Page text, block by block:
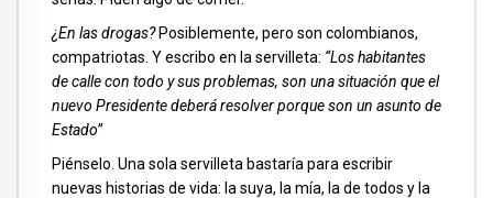
¿En las drogas?Posiblemente, pero son colombianos,
compatriotas. Y escribo en la servilleta: “Los habitantes
de calle con todo y sus problemas, son una situación que el
nuevo Presidente deberá resolver porque son un asunto de
Estado”
Piénselo. Una sola servilleta bastaría para escribir
nuevas historias de vida: la suya, la mía, la de todos y la